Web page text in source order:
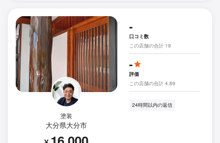
塗装
大分県大分市
-
口コミ数
この店舗の合計 19
-
評価
この店舗の合計 4.89
24時間以内の返信